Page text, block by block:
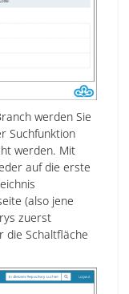
werden Sie
Suchfunktion
werden. Mit
auf die erste
(also jene
zuerst
die Schaltfläche